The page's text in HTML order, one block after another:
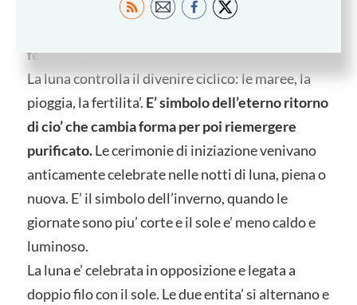
collegata ai cicli biologici della natura e
femminoper eccellenza, e’ il simbolo della notte.
La luna controlla il divenire ciclico: le maree, la
pioggia, la fertilita’. E’ simbolo dell’eterno ritorno
di cio’ che cambia forma per poi riemergere
purificato.Le cerimonie di iniziazione venivano
anticamente celebrate nelle notti di luna, piena o
nuova. E’ il simbolo dell’inverno, quando le
giornate sono piu’ corte e il sole e’ meno caldo e
luminoso.
La luna e’ celebrata in opposizione e legata a
doppio filo con il sole. Le due entita’ si alternano e